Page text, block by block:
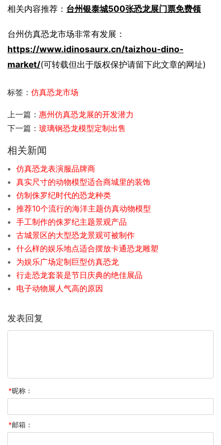
相关内容推荐： 台州银泰城500张恐龙展门票免费领
台州仿真恐龙市场非常有发展：
https://www.idinosaurx.cn/taizhou-dino-
market/(可转载但出于版权保护请留下此文章的网址)
标签： 仿真恐龙市场
上一篇： 惠州仿真恐龙展的开发潜力
下一篇： 玻璃钢恐龙模型定制出售
相关新闻
仿真恐龙表演服品牌商
真实尺寸的动物模型适合商城里的装饰
仿制侏罗纪时代的恐龙种类
推荐10个流行的海洋主题仿真动物模型
手工制作的侏罗纪主题景观产品
古城景区的大型恐龙景观可被制作
什么样的娱乐地点适合摆放卡通恐龙雕塑
为娱乐广场定制巨型仿真恐龙
行走恐龙套装是节日庆典的绝佳展品
电子动物展人气高的原因
发表回复
*昵称：
*邮箱：